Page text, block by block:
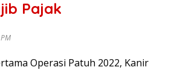
Pajak
Operasi Patuh 2022, Kanir